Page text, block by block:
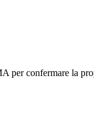
per confermare la